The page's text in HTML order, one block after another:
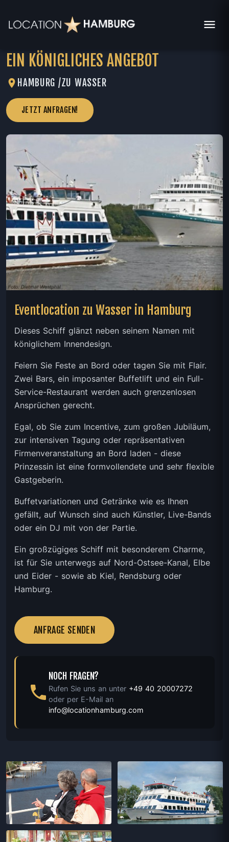
EIN KÖNIGLICHES ANGEBOT
HAMBURG /ZU WASSER
JETZT ANFRAGEN!
Eventlocation zu Wasser in Hamburg
Dieses Schiff glänzt neben seinem Namen mit
königlichem Innendesign.
Feiern Sie Feste an Bord oder tagen Sie mit Flair.
Zwei Bars, ein imposanter Buffetlift und ein Full-
Service-Restaurant werden auch grenzenlosen
Ansprüchen gerecht.
Egal, ob Sie zum Incentive, zum großen Jubiläum,
zur intensiven Tagung oder repräsentativen
Firmenveranstaltung an Bord laden - diese
Prinzessin ist eine formvollendete und sehr flexible
Gastgeberin.
Buffetvariationen und Getränke wie es Ihnen
gefällt, auf Wunsch sind auch Künstler, Live-Bands
oder ein DJ mit von der Partie.
Ein großzügiges Schiff mit besonderem Charme,
ist für Sie unterwegs auf Nord-Ostsee-Kanal, Elbe
und Eider - sowie ab Kiel, Rendsburg oder
Hamburg.
ANFRAGE SENDEN
NOCH FRAGEN?
Rufen Sie uns an unter +49 40 20007272
oder per E-Mail an
info@locationhamburg.com